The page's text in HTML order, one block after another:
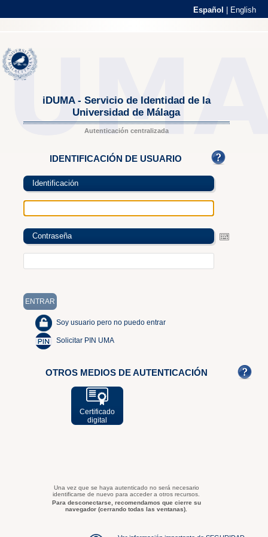
Español English
iDUMA - Servicio de Identidad de la
Universidad de Málaga
Autenticación centralizada
IDENTIFICACIÓN DE USUARIO
Identificación
Contraseña
Soy usuario pero no puedo entrar
Solicitar PIN UMA
OTROS MEDIOS DE AUTENTICACIÓN
Certificado
digital
Una vez que se haya autenticado no será necesario
identificarse de nuevo para acceder a otros recursos.
Para desconectarse, recomendamos que cierre su
navegador (cerrando todas las ventanas).